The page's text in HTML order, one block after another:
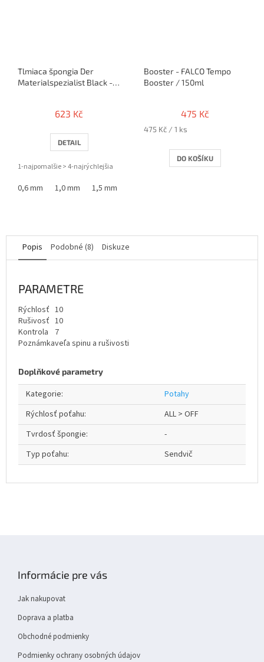
Tlmiaca špongia Der
Materialspezialist Black -
623 Kč
DETAIL
1-najpomalšie > 4-najrýchlejšia
0,6 mm 1,0 mm 1,5 mm
Booster - FALCO Tempo
Booster / 150ml
475 Kč
Měrná
475 Kč / 1 ks
DO KOŠÍKU
Popis Podobné (8) Diskuze
PARAMETRE
Rýchlosť 10
Rušivosť 10
Kontrola
7
Poznámkaveľa spinu a rušivosti
Doplňkové parametry
Kategorie:
Potahy
Rýchlosť poťahu:
ALL > OFF
Tvrdosť špongie:
-
Typ poťahu: Sendvič
Informácie pre vás
Jak nakupovat
Doprava a platba
Obchodné podmienky
Podmienky ochrany osobných údajov